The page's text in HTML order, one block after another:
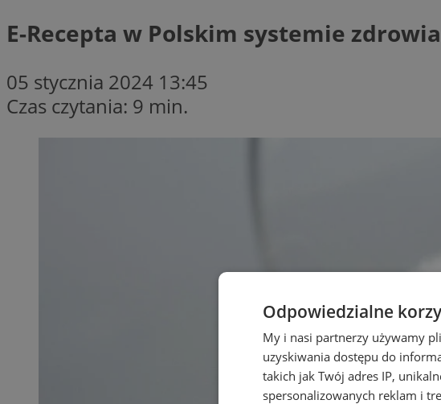
E-Recepta w Polskim systemie
05 stycznia 2024 13:45
Czas czytania: 9 min.
Odpowiedzialne
My i nasi partnerzy używamy
uzyskiwania dostępu do
takich jak Twój adres IP,
spersonalizowanych reklam i